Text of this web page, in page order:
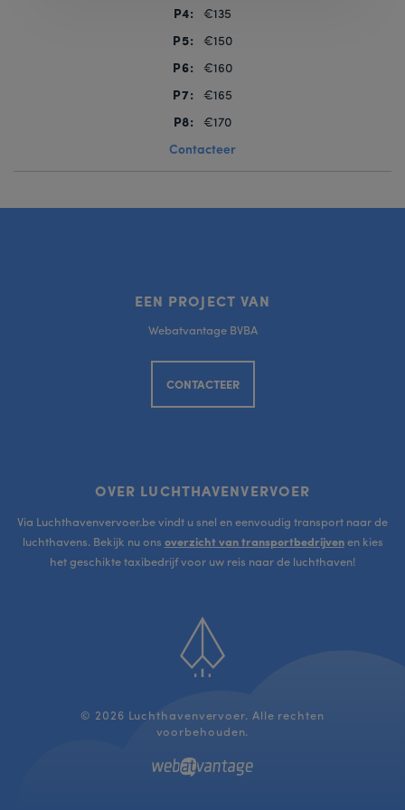
P4: €135
P5: €150
P6: €160
P7: €165
P8: €170
Contacteer
EEN PROJECT VAN
Webatvantage BVBA
CONTACTEER
OVER LUCHTHAVENVERVOER
Via Luchthavenvervoer.be vindt u snel en eenvoudig transport naar de
luchthavens. Bekijk nu ons overzicht van transportbedrijvenen kies
het geschikte taxibedrijf voor uw reis naar de luchthaven!
Scroll
to
top
© 2026 Luchthavenvervoer. Alle rechten
voorbehouden.